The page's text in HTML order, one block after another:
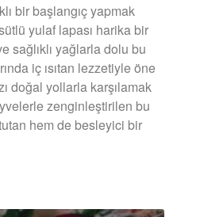
bir başlangıç yapmak
yulaf lapası harika bir
sağlıklı yağlarla dolu bu
iç ısıtan lezzetiyle öne
doğal yollarla karşılamak
zenginleştirilen bu
hem de besleyici bir